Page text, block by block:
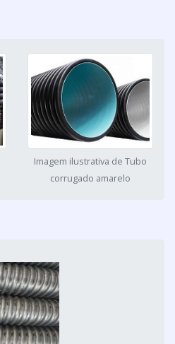
Imagem ilustrativa de Tubo
corrugado amarelo